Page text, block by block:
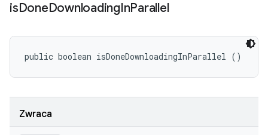
isDoneDownloadingInParallel
public boolean isDoneDownloadingInParallel ()
Zwraca